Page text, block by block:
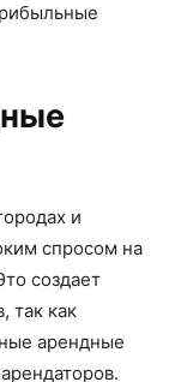
и
спросом на
создает
так как
арендные